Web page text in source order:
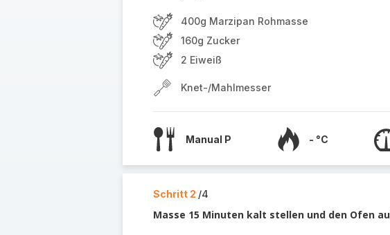
400g Marzipan Rohmasse
160g Zucker
2 Eiweiß
Knet-/Mahlmesser
Manual P - °C
Schritt 2 /4
Masse 15 Minuten kalt stellen und den Ofen